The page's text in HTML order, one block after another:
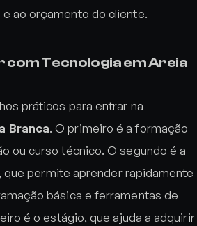
ao orçamento do cliente.
com Tecnologia em Areia
práticos para entrar na
Branca. O primeiro é a formação
ou curso técnico. O segundo é a
que permite aprender rapidamente
básica e ferramentas de
é o estágio, que ajuda a adquirir